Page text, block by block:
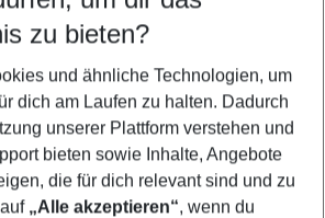
5-8 Nächte
Keine Kinder
Filter anzeigen
zu bieten?
und ähnliche Technologien, um
dich am Laufen zu halten. Dadurch
unserer Plattform verstehen und
bieten sowie Inhalte, Angebote
die für dich relevant sind und zu
„Alle akzeptieren“, wenn du